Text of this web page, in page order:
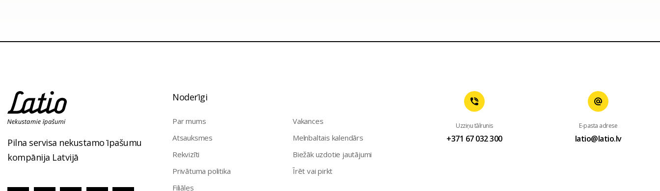
Pilna servisa nekustamo īpašumu
kompānija Latvijā
Noderīgi
Par mums
Atsauksmes
Rekvizīti
Privātuma politika
Filiāles
Vakances
Melnbaltais kalendārs
Biežāk uzdotie jautājumi
Īrēt vai pirkt
Uzziņu tālrunis
+371 67 032 300
E-pasta adrese
latio@latio.lv